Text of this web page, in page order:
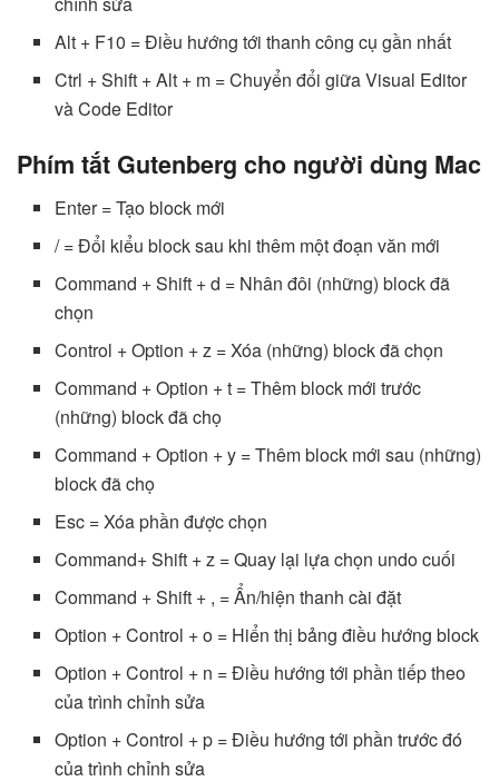
Alt + F10 = Điều hướng tới thanh công cụ gần nhất
Ctrl + Shift + Alt + m = Chuyển đổi giữa Visual Editor
và Code Editor
Phím tắt Gutenberg cho người dùng Mac
Enter = Tạo block mới
/ = Đổi kiểu block sau khi thêm một đoạn văn mới
Command + Shift + d = Nhân đôi (những) block đã
chọn
Control + Option + z = Xóa (những) block đã chọn
Command + Option + t = Thêm block mới trước
(những) block đã chọ
Command + Option + y = Thêm block mới sau (những)
block đã chọ
Esc = Xóa phần được chọn
Command+ Shift + z = Quay lại lựa chọn undo cuối
Command + Shift + , = Ẩn/hiện thanh cài đặt
Option + Control + o = Hiển thị bảng điều hướng block
Option + Control + n = Điều hướng tới phần tiếp theo
của trình chỉnh sửa
Option + Control + p = Điều hướng tới phần trước đó
của trình chỉnh sửa